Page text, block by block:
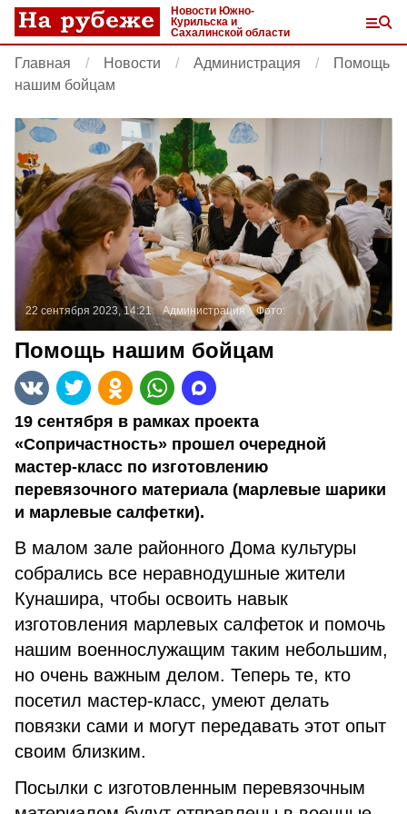
Новости Южно-
Курильска и
Сахалинской области
Главная Новости Администрация
Помощь
нашим бойцам
22 сентября 2023, 14:21 Администрация Фото:
Помощь нашим бойцам
19 сентября в рамках проекта
«Сопричастность» прошел очередной
мастер-класс по изготовлению
перевязочного материала (марлевые шарики
и марлевые салфетки).
В малом зале районного Дома культуры
собрались все неравнодушные жители
Кунашира, чтобы освоить навык
изготовления марлевых салфеток и помочь
нашим военнослужащим таким небольшим,
но очень важным делом. Теперь те, кто
посетил мастер-класс, умеют делать
повязки сами и могут передавать этот опыт
своим близким.
Посылки с изготовленным перевязочным